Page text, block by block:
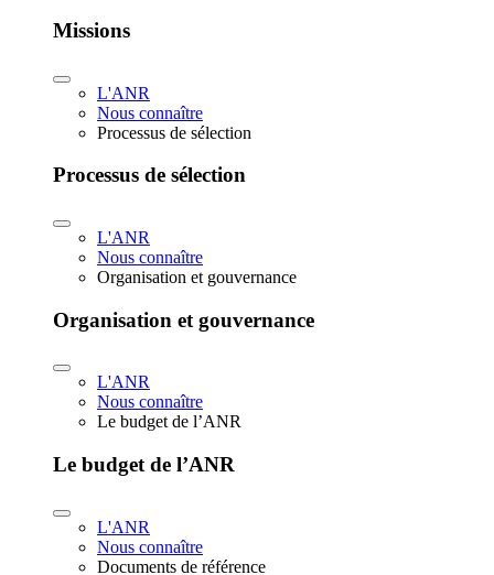
Missions
L'ANR
Nous connaître
Processus de sélection
Processus de sélection
L'ANR
Nous connaître
Organisation et gouvernance
Organisation et gouvernance
L'ANR
Nous connaître
Le budget de l’ANR
Le budget de l’ANR
L'ANR
Nous connaître
Documents de référence